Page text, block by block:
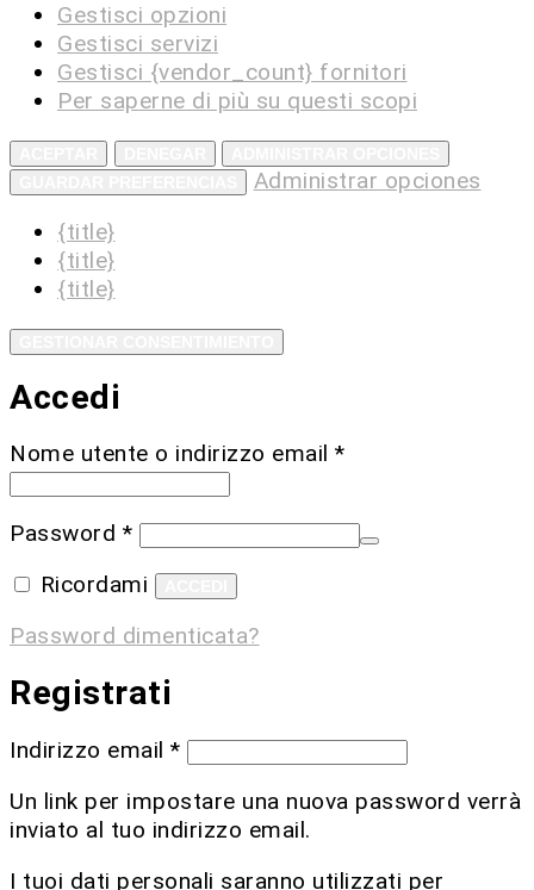
Gestisci opzioni
Gestisci servizi
Gestisci {vendor_count} fornitori
Per saperne di più su questi scopi
Administrar opciones
{title}
{title}
{title}
Accedi
Nome utente o indirizzo email *
Password *
Ricordami
Password dimenticata?
Registrati
Indirizzo email *
Un link per impostare una nuova password verrà
inviato al tuo indirizzo email.
I tuoi dati personali saranno utilizzati per